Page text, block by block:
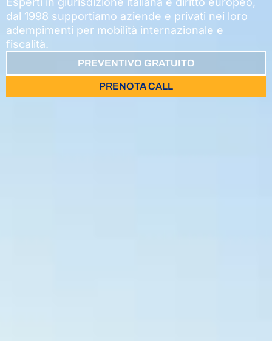
dal 1998 supportiamo aziende e privati nei loro
adempimenti per mobilità internazionale e
fiscalità.
PREVENTIVO GRATUITO
PRENOTA CALL